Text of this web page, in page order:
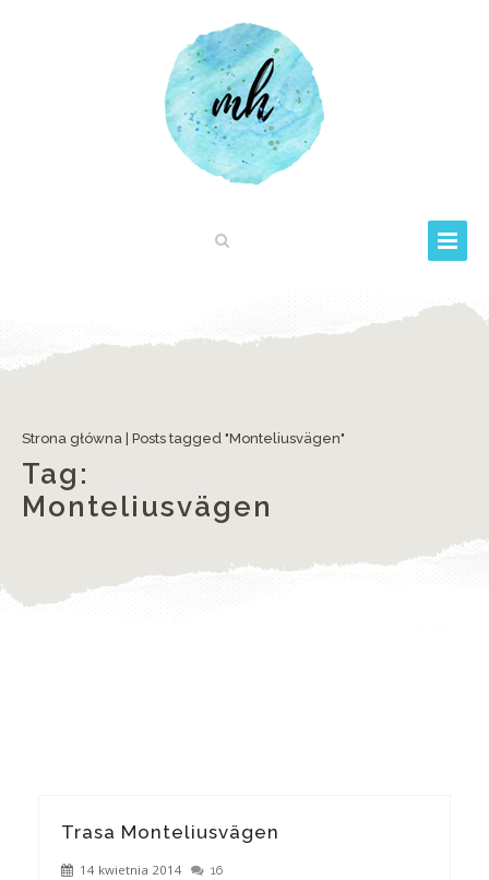
Strona główna Posts tagged "Monteliusvägen"
Tag:
Monteliusvägen
Trasa Monteliusvägen
14 kwietnia 2014 16